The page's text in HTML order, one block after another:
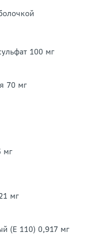
100 мг
70 мг
мг
мг
(Е 110) 0,917 мг